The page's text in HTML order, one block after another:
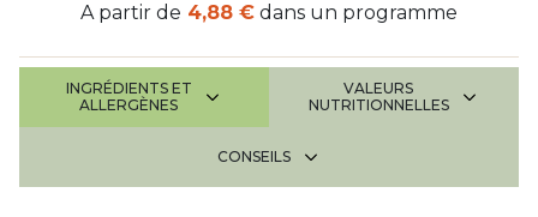
A partir de 4,88 € dans un programme
INGRÉDIENTS ET
ALLERGÈNES
VALEURS
NUTRITIONNELLES
CONSEILS